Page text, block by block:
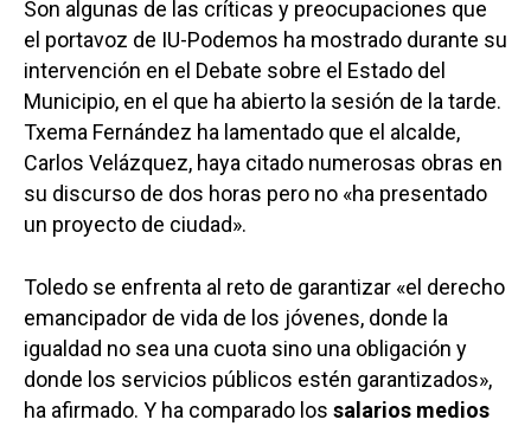
Son algunas de las críticas y preocupaciones que
el portavoz de IU-Podemos ha mostrado durante su
intervención en el Debate sobre el Estado del
Municipio, en el que ha abierto la sesión de la tarde.
Txema Fernández ha lamentado que el alcalde,
Carlos Velázquez, haya citado numerosas obras en
su discurso de dos horas pero no «ha presentado
un proyecto de ciudad».
Toledo se enfrenta al reto de garantizar «el derecho
emancipador de vida de los jóvenes, donde la
igualdad no sea una cuota sino una obligación y
donde los servicios públicos estén garantizados»,
ha afirmado. Y ha comparado los salarios medios